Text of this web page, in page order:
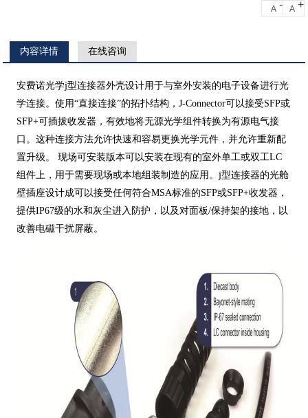
A - A +
内容详情 在线咨询
安费诺光学j型连接器外壳设计用于与室外安装的电子设备进行光
学连接。使用“直接连接”的拓扑结构，J-Connector可以接受SFP或
SFP+可插拔收发器，有效地将无源光学组件转换为有源电气接
口。这种连接方法允许快速和容易更换光学元件，并允许重新配
置升级。 现场可安装版本可以安装在现有的室外单工或双工LC
组件上，用于需要现场或本地组装制造的应用。j型连接器的光舱
壁插座设计成可以接受任何符合MSA标准的SFP或SFP+收发器，
提供IP67级的水和灰尘进入防护，以及对面板/保持架的接地，以
改善电磁干扰屏蔽。